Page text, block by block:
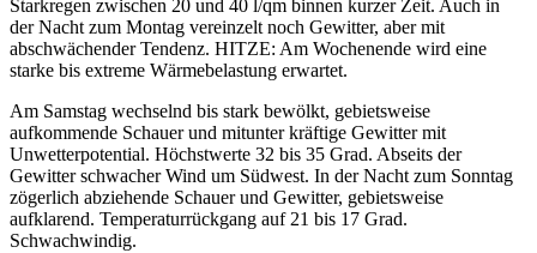
Starkregen zwischen 20 und 40 l/qm binnen kurzer Zeit. Auch in
der Nacht zum Montag vereinzelt noch Gewitter, aber mit
abschwächender Tendenz. HITZE: Am Wochenende wird eine
starke bis extreme Wärmebelastung erwartet.
Am Samstag wechselnd bis stark bewölkt, gebietsweise
aufkommende Schauer und mitunter kräftige Gewitter mit
Unwetterpotential. Höchstwerte 32 bis 35 Grad. Abseits der
Gewitter schwacher Wind um Südwest. In der Nacht zum Sonntag
zögerlich abziehende Schauer und Gewitter, gebietsweise
aufklarend. Temperaturrückgang auf 21 bis 17 Grad.
Schwachwindig.